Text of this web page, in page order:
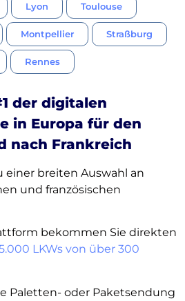
Lyon Toulouse
Montpellier Straßburg
Rennes
der digitalen
in Europa für den
nach Frankreich
einer breiten Auswahl an
und französischen
bekommen Sie direkten
LKWs von über 300
Paletten- oder Paketsendung